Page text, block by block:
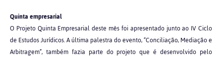
Quinta empresarial
O Projeto Quinta Empresarial deste mês foi apresentado junto ao IV Ciclo
de Estudos Jurídicos. A última palestra do evento, “Conciliação, Mediação e
Arbitragem”, também fazia parte do projeto que é desenvolvido pelo